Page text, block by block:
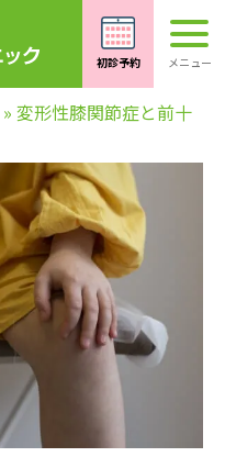
» 変形性膝関節症と前十